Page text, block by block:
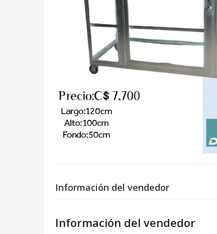
Información del vendedor
Información del vendedor